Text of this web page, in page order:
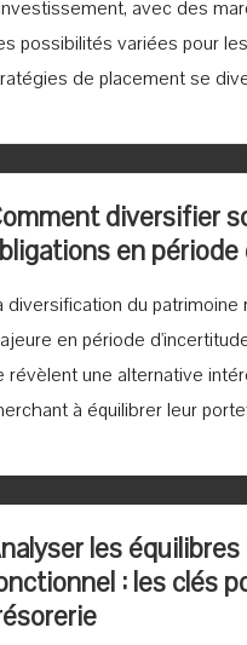
avec des
possibilités variées pour
de placement se
diversifier
en période
diversification du
en période
révèlent une alternative
à équilibrer leur
les
: les clés